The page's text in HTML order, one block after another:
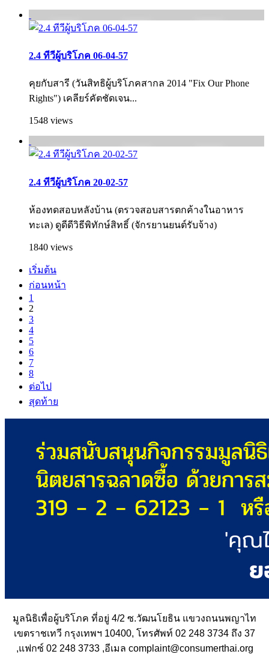
2.4 ทีวีผู้บริโภค 06-04-57
คุยกับสารี (วันสิทธิผู้บริโภคสากล 2014 "Fix Our Phone
Rights") เคลียร์คัตชัดเจน...
1548 views
2.4 ทีวีผู้บริโภค 20-02-57
ห้องทดสอบหลังบ้าน (ตรวจสอบสารตกค้างในอาหาร
ทะเล) ดูดีดีวิธีพิทักษ์สิทธิ์ (จักรยานยนต์รับจ้าง)
1840 views
เริ่มต้น
ก่อนหน้า
1
2
3
4
5
6
7
8
ต่อไป
สุดท้าย
มูลนิธิเพื่อผู้บริโภค ที่อยู่ 4/2 ซ.วัฒนโยธิน แขวงถนนพญาไท
เขตราชเทวี กรุงเทพฯ 10400, โทรศัพท์ 02 248 3734 ถึง 37
,แฟกซ์ 02 248 3733 ,อีเมล complaint@consumerthai.org